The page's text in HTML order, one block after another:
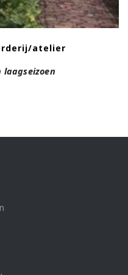
atelier
laagseizoen